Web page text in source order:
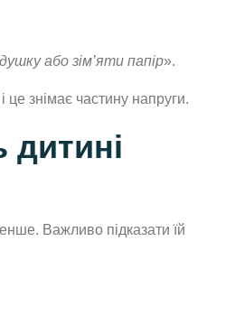
або зім’яти папір».
це знімає частину напруги.
дитині
Важливо підказати їй